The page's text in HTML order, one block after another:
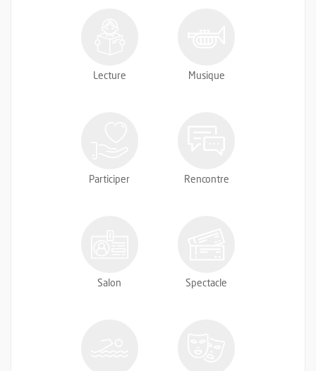
Lecture Musique
Participer Rencontre
Salon Spectacle